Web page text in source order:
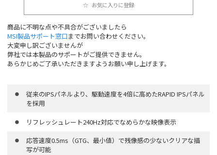
お気に入りに登録
商品に不明な点や不具合がございましたら
MSI製品サポート窓口までお問い合わせください。
大変申し訳ございませんが
弊社では本製品のサポートがご提供できません。
あらかじめご了承いただきますようお願い申し上げます。
従来のIPSパネルより、駆動速度を4倍に高めたRAPID IPSパネル
を採用
リフレッシュレート240Hz対応でなめらかな映像表示
応答速度0.5ms（GTG、最小値）で残像感の少ないクリアな描
写が可能